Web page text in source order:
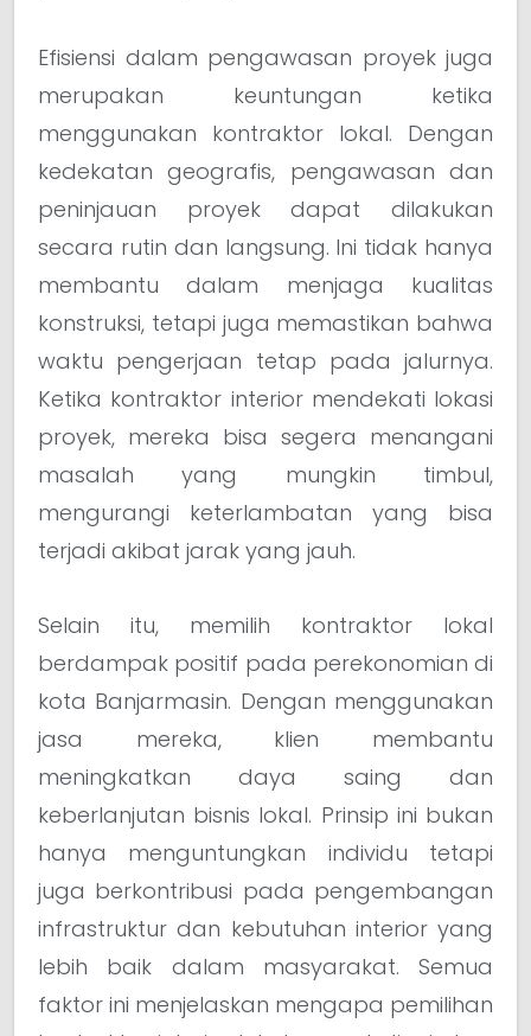
Efisiensi dalam pengawasan proyek juga
merupakan keuntungan ketika
menggunakan kontraktor lokal. Dengan
kedekatan geografis, pengawasan dan
peninjauan proyek dapat dilakukan
secara rutin dan langsung. Ini tidak hanya
membantu dalam menjaga kualitas
konstruksi, tetapi juga memastikan bahwa
waktu pengerjaan tetap pada jalurnya.
Ketika kontraktor interior mendekati lokasi
proyek, mereka bisa segera menangani
masalah yang mungkin timbul,
mengurangi keterlambatan yang bisa
terjadi akibat jarak yang jauh.
Selain itu, memilih kontraktor lokal
berdampak positif pada perekonomian di
kota Banjarmasin. Dengan menggunakan
jasa mereka, klien membantu
meningkatkan daya saing dan
keberlanjutan bisnis lokal. Prinsip ini bukan
hanya menguntungkan individu tetapi
juga berkontribusi pada pengembangan
infrastruktur dan kebutuhan interior yang
lebih baik dalam masyarakat. Semua
faktor ini menjelaskan mengapa pemilihan